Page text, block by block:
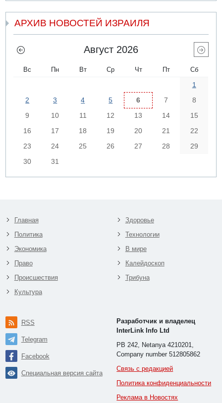
АРХИВ НОВОСТЕЙ ИЗРАИЛЯ
Август 2026
Вс Пн Вт Ср Чт Пт Сб
1
2
3 4 5 6 7
8
9
10 11 12 13 14
15
16
17 18 19 20 21
22
23
24 25 26 27 28
29
30
31
Главная
Политика
Экономика
Право
Происшествия
Культура
Здоровье
Технологии
В мире
Калейдоскоп
Трибуна
RSS
Telegram
Facebook
Специальная версия сайта
Разработчик и владелец
InterLink Info Ltd
PB 242, Netanya 4210201,
Company number 512805862
Связь с редакцией
Политика конфиденциальности
Реклама в Новостях